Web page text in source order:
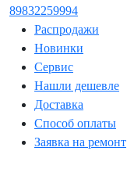
89832259994
Распродажи
Новинки
Сервис
Нашли дешевле
Доставка
Способ оплаты
Заявка на ремонт